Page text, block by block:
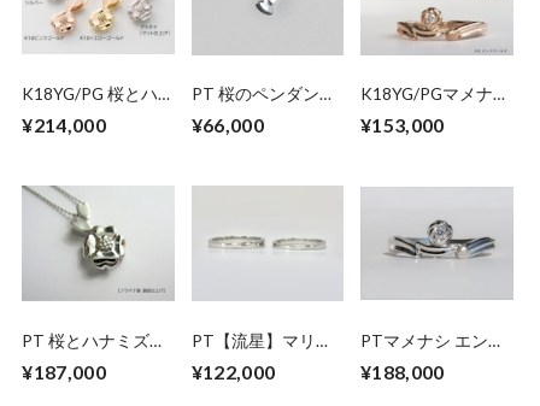
K18YG/PG 桜とハ
ナミズキのペンダン
トネックレス
¥214,000
PT 桜のペンダント
ネックレス
¥66,000
K18YG/PGマメナシ
エンゲージ＆アニバ
ーサリーリング
¥153,000
PT 桜とハナミズキ
ス
¥187,000
PT【流星】マリッ
P2.5MM
¥122,000
PTマメナシ エンゲ
ーリング
¥188,000